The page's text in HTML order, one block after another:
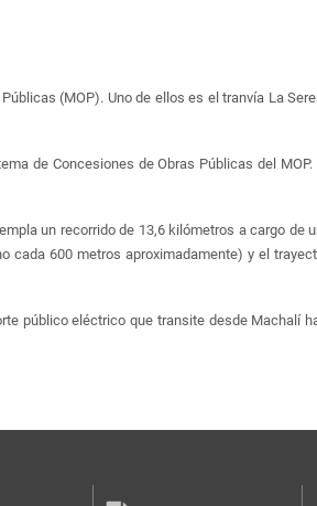
(MOP). Uno de ellos es el tranvía La
de Concesiones de Obras Públicas del
un recorrido de 13,6 kilómetros a cargo de
cada 600 metros aproximadamente) y el
público eléctrico que transite desde Machalí